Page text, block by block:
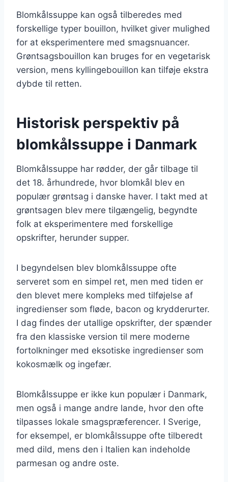
Blomkålssuppe kan også tilberedes med
forskellige typer bouillon, hvilket giver mulighed
for at eksperimentere med smagsnuancer.
Grøntsagsbouillon kan bruges for en vegetarisk
version, mens kyllingebouillon kan tilføje ekstra
dybde til retten.
Historisk perspektiv på
blomkålssuppe i Danmark
Blomkålssuppe har rødder, der går tilbage til
det 18. århundrede, hvor blomkål blev en
populær grøntsag i danske haver. I takt med at
grøntsagen blev mere tilgængelig, begyndte
folk at eksperimentere med forskellige
opskrifter, herunder supper.
I begyndelsen blev blomkålssuppe ofte
serveret som en simpel ret, men med tiden er
den blevet mere kompleks med tilføjelse af
ingredienser som fløde, bacon og krydderurter.
I dag findes der utallige opskrifter, der spænder
fra den klassiske version til mere moderne
fortolkninger med eksotiske ingredienser som
kokosmælk og ingefær.
Blomkålssuppe er ikke kun populær i Danmark,
men også i mange andre lande, hvor den ofte
tilpasses lokale smagspræferencer. I Sverige,
for eksempel, er blomkålssuppe ofte tilberedt
med dild, mens den i Italien kan indeholde
parmesan og andre oste.